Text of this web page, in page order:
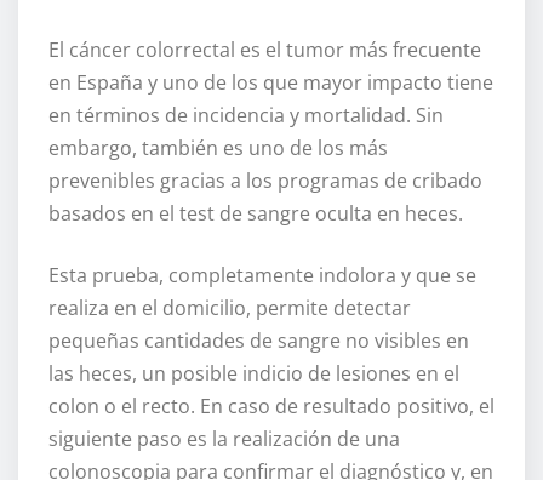
El cáncer colorrectal es el tumor más frecuente
en España y uno de los que mayor impacto tiene
en términos de incidencia y mortalidad. Sin
embargo, también es uno de los más
prevenibles gracias a los programas de cribado
basados en el test de sangre oculta en heces.
Esta prueba, completamente indolora y que se
realiza en el domicilio, permite detectar
pequeñas cantidades de sangre no visibles en
las heces, un posible indicio de lesiones en el
colon o el recto. En caso de resultado positivo, el
siguiente paso es la realización de una
colonoscopia para confirmar el diagnóstico y, en